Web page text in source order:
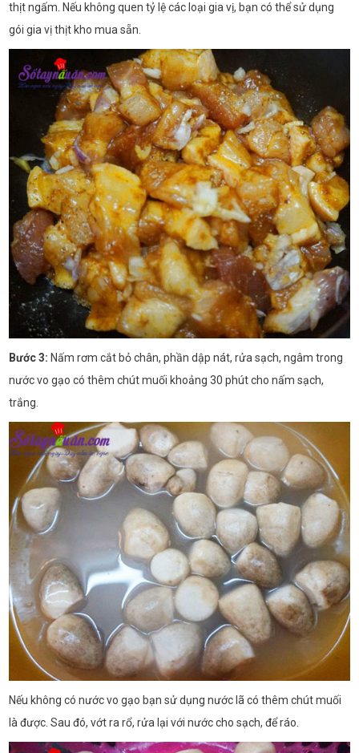
thịt ngấm. Nếu không quen tỷ lệ các loại gia vị, bạn có thể sử dụng
gói gia vị thịt kho mua sẵn.
Bước 3:Nấm rơm cắt bỏ chân, phần dập nát, rửa sạch, ngâm trong
nước vo gạo có thêm chút muối khoảng 30 phút cho nấm sạch,
trắng.
Nếu không có nước vo gạo bạn sử dụng nước lã có thêm chút muối
là được. Sau đó, vớt ra rổ, rửa lại với nước cho sạch, để ráo.